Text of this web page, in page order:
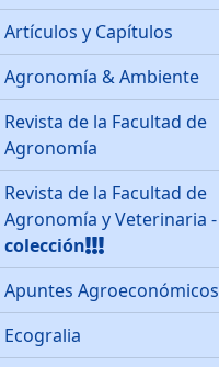
Artículos y Capítulos
Agronomía & Ambiente
Revista de la Facultad de
Agronomía
Revista de la Facultad de
Agronomía y Veterinaria -
colección
Apuntes Agroeconómicos
Ecogralia